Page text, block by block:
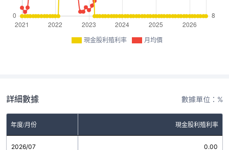
現金股利殖利率 月均價
詳細數據 數據單位：%
年度/月份 現金股利殖利率
2026/07 0.00